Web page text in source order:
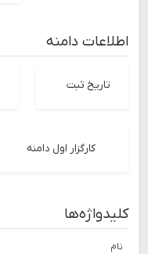
اطلاعات دامنه
تاریخ ثبت
کارگزار اول دامنه
کلیدواژه‌ها
نام